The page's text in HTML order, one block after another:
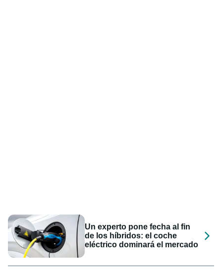
Un experto pone fecha al fin
de los híbridos: el coche
eléctrico dominará el mercado